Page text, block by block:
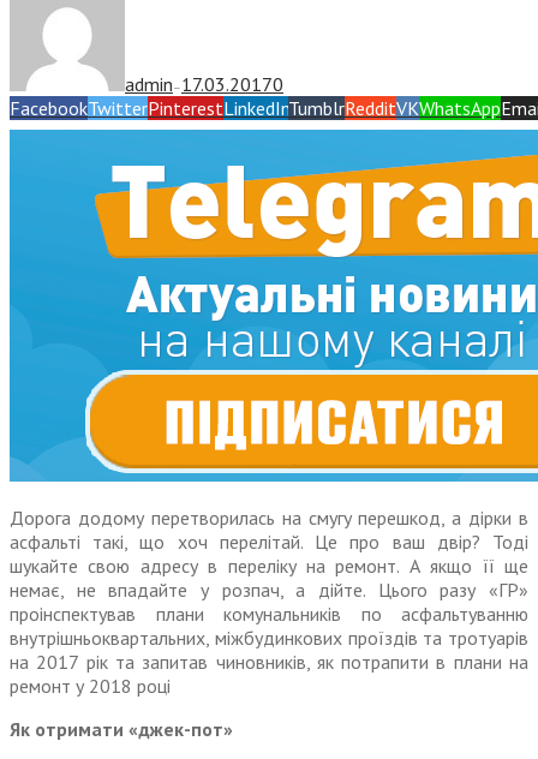
admin — 17.03.20170
FacebookTwitterPinterestLinkedInTumblrRedditVKWhatsApp
Дорога додому перетворилась на смугу перешкод, а дірки в
асфальті такі, що хоч перелітай. Це про ваш двір? Тоді
шукайте свою адресу в переліку на ремонт. А якщо її ще
немає, не впадайте у розпач, а дійте. Цього разу «ГР»
проінспектував плани комунальників по асфальтуванню
внутрішньоквартальних, міжбудинкових проїздів та тротуарів
на 2017 рік та запитав чиновників, як потрапити в плани на
ремонт у 2018 році
Як отримати «джек-пот»